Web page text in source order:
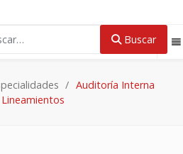
Buscar
Auditoría Interna
Lineamientos